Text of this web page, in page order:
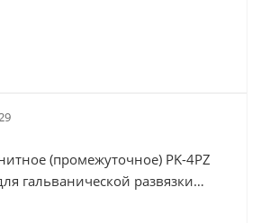
(промежуточное) PK-4PZ
гальванической развязки
и цепями управления,